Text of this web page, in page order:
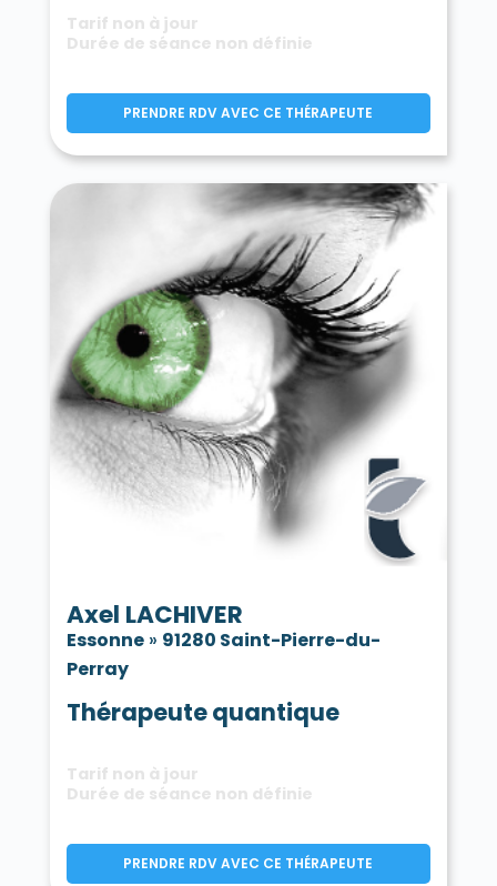
Tarif non à jour
Durée de séance non définie
PRENDRE RDV AVEC CE THÉRAPEUTE
Axel LACHIVER
Essonne» 91280 Saint-Pierre-du-
Perray
Thérapeute quantique
Tarif non à jour
Durée de séance non définie
PRENDRE RDV AVEC CE THÉRAPEUTE